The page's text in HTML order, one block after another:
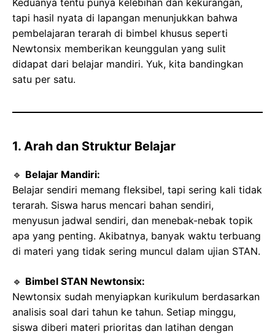
tapi hasil nyata di lapangan menunjukkan bahwa
pembelajaran terarah di bimbel khusus seperti
Newtonsix memberikan keunggulan yang sulit
didapat dari belajar mandiri. Yuk, kita bandingkan
satu per satu.
1. Arah dan Struktur Belajar
🔹 Belajar Mandiri:
Belajar sendiri memang fleksibel, tapi sering kali tidak
terarah. Siswa harus mencari bahan sendiri,
menyusun jadwal sendiri, dan menebak-nebak topik
apa yang penting. Akibatnya, banyak waktu terbuang
di materi yang tidak sering muncul dalam ujian STAN.
🔹 Bimbel STAN Newtonsix:
Newtonsix sudah menyiapkan kurikulum berdasarkan
analisis soal dari tahun ke tahun. Setiap minggu,
siswa diberi materi prioritas dan latihan dengan